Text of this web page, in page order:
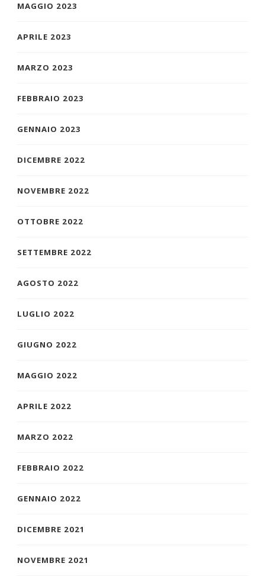
MAGGIO 2023
APRILE 2023
MARZO 2023
FEBBRAIO 2023
GENNAIO 2023
DICEMBRE 2022
NOVEMBRE 2022
OTTOBRE 2022
SETTEMBRE 2022
AGOSTO 2022
LUGLIO 2022
GIUGNO 2022
MAGGIO 2022
APRILE 2022
MARZO 2022
FEBBRAIO 2022
GENNAIO 2022
DICEMBRE 2021
NOVEMBRE 2021